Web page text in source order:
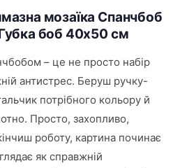
мозаїка Спанчбоб
боб 40х50 см
– це не просто набір
антистрес. Беруш ручку-
потрібного кольору й
Просто, захопливо,
роботу, картина починає
як справжній